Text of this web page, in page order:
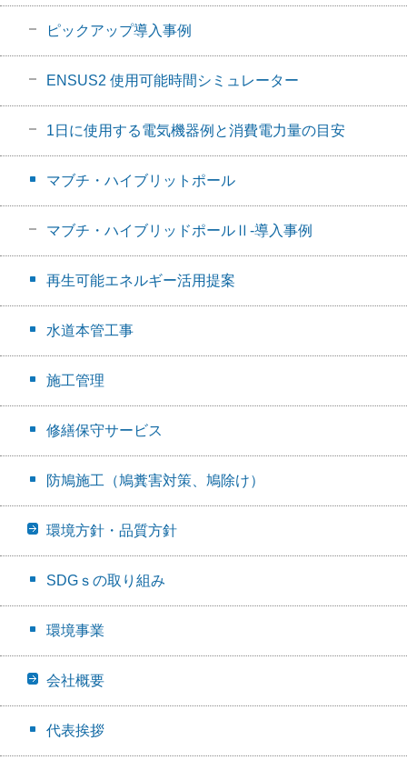
ピックアップ導入事例
ENSUS2 使用可能時間シミュレーター
1日に使用する電気機器例と消費電力量の目安
マブチ・ハイブリットポール
マブチ・ハイブリッドポールⅡ-導入事例
再生可能エネルギー活用提案
水道本管工事
施工管理
修繕保守サービス
防鳩施工（鳩糞害対策、鳩除け）
環境方針・品質方針
SDGｓの取り組み
環境事業
会社概要
代表挨拶